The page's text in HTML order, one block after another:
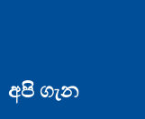
අපි ගැන